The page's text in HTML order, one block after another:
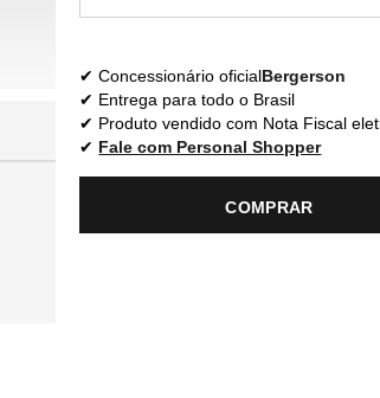
Concessionário oficialBergerson
Entrega para todo o Brasil
Produto vendido com Nota Fiscal
Fale com Personal Shopper
COMPRAR